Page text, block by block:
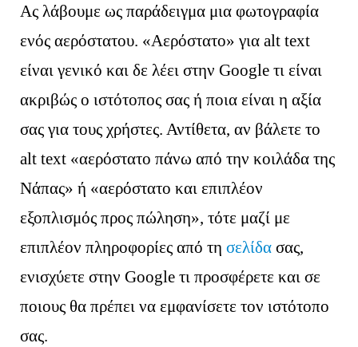
Ας λάβουμε ως παράδειγμα μια φωτογραφία
ενός αερόστατου. «Αερόστατο» για alt text
είναι γενικό και δε λέει στην Google τι είναι
ακριβώς ο ιστότοπος σας ή ποια είναι η αξία
σας για τους χρήστες. Αντίθετα, αν βάλετε το
alt text «αερόστατο πάνω από την κοιλάδα της
Νάπας» ή «αερόστατο και επιπλέον
εξοπλισμός προς πώληση», τότε μαζί με
επιπλέον πληροφορίες από τησελίδα σας,
ενισχύετε στην Google τι προσφέρετε και σε
ποιους θα πρέπει να εμφανίσετε τον ιστότοπο
σας.